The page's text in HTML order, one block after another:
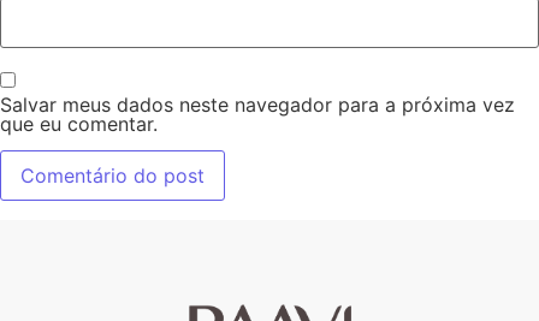
Salvar meus dados neste navegador para a próxima vez
que eu comentar.